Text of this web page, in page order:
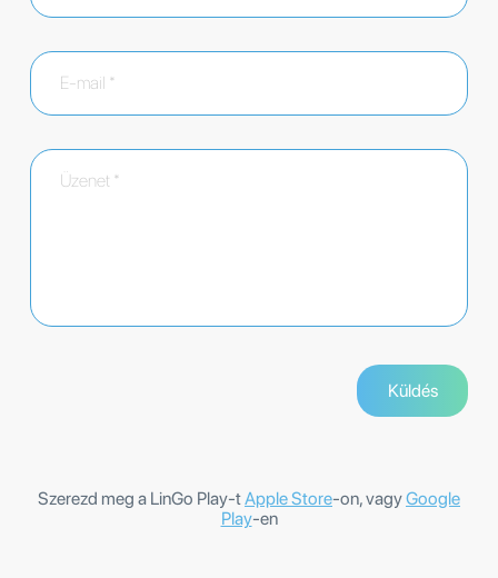
Szerezd meg a LinGo Play-tApple Store-on, vagyGoogle
Play-en